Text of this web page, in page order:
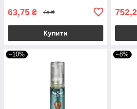
63,75 ₴ 75 ₴
Купити
–10% –8%